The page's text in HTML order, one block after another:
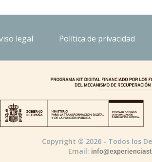
legal Política de privacidad
Copyright © 2026 - Todos los
Email: